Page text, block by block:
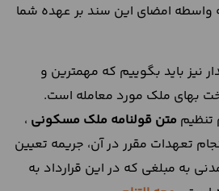
امضای این سند بر عهده شما
باید بگوییم که مهمترین و
بهای ملک مورد معامله است.
تنظیم متن قولنامه ملک مسکونی ،
تعهدات مقرر در آن، جریمه تعیین
به مبلغی که در این قرارداد به